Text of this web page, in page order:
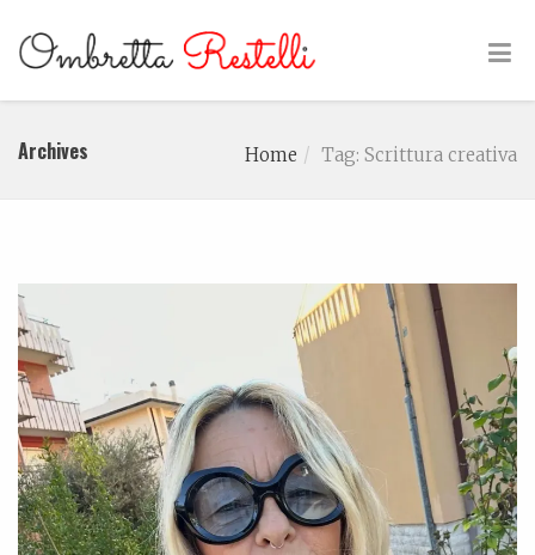
Archives Home Tag: Scrittura creativa